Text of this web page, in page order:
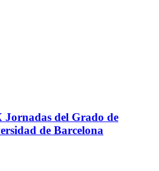
Jornadas del Grado de
de Barcelona